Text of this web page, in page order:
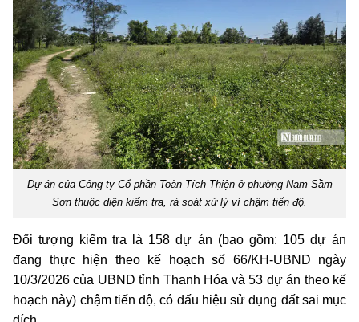
Dự án của Công ty Cổ phần Toàn Tích Thiện ở phường Nam Sầm
Sơn thuộc diện kiểm tra, rà soát xử lý vì chậm tiến độ.
Đối tượng kiểm tra là 158 dự án (bao gồm: 105 dự án
đang thực hiện theo kế hoạch số 66/KH-UBND ngày
10/3/2026 của UBND tỉnh Thanh Hóa và 53 dự án theo kế
hoạch này) chậm tiến độ, có dấu hiệu sử dụng đất sai mục